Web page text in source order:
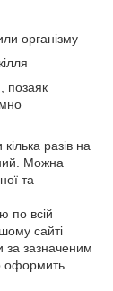
організму
, позаяк
разів на
Можна
та
по всій
сайті
зазначеним
оформить